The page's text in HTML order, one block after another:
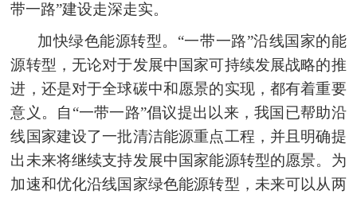
带一路”建设走深走实。
加快绿色能源转型。“一带一路”沿线国家的能
源转型，无论对于发展中国家可持续发展战略的推
进，还是对于全球碳中和愿景的实现，都有着重要
意义。自“一带一路”倡议提出以来，我国已帮助沿
线国家建设了一批清洁能源重点工程，并且明确提
出未来将继续支持发展中国家能源转型的愿景。为
加速和优化沿线国家绿色能源转型，未来可以从两